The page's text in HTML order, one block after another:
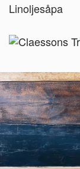
Linoljesåpa